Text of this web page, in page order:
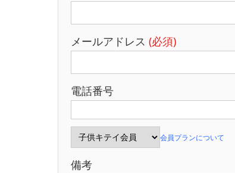
メールアドレス (必須)
電話番号
会員プランについて
備考